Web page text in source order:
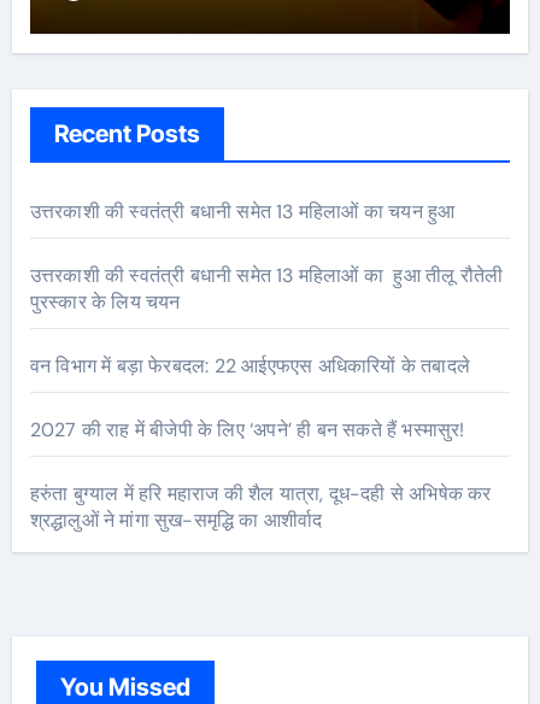
Recent Posts
उत्तरकाशी की स्वतंत्री बधानी समेत 13 महिलाओं का चयन हुआ
उत्तरकाशी की स्वतंत्री बधानी समेत 13 महिलाओं का हुआ तीलू रौतेली
पुरस्कार के लिय चयन
वन विभाग में बड़ा फेरबदल: 22 आईएफएस अधिकारियों के तबादले
2027 की राह में बीजेपी के लिए ‘अपने’ ही बन सकते हैं भस्मासुर!
हरुंता बुग्याल में हरि महाराज की शैल यात्रा, दूध-दही से अभिषेक कर
श्रद्धालुओं ने मांगा सुख-समृद्धि का आशीर्वाद
You Missed